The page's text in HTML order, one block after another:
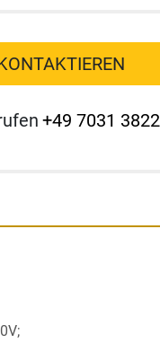
+49 7031